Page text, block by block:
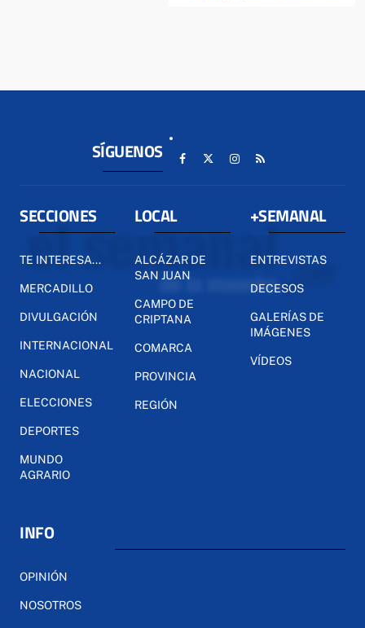
SÍGUENOS
SECCIONES
TE INTERESA...
MERCADILLO
DIVULGACIÓN
INTERNACIONAL
NACIONAL
ELECCIONES
DEPORTES
MUNDO
AGRARIO
LOCAL
ALCÁZAR DE
SAN JUAN
CAMPO DE
CRIPTANA
COMARCA
PROVINCIA
REGIÓN
+SEMANAL
ENTREVISTAS
DECESOS
GALERÍAS DE
IMÁGENES
VÍDEOS
INFO
OPINIÓN
NOSOTROS